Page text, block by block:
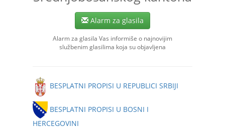
Alarm za glasila
Alarm za glasila Vas informiše o najnovijim
službenim glasilima koja su objavljena
BESPLATNI PROPISI U REPUBLICI SRBIJI
BESPLATNI PROPISI U BOSNI I
HERCEGOVINI